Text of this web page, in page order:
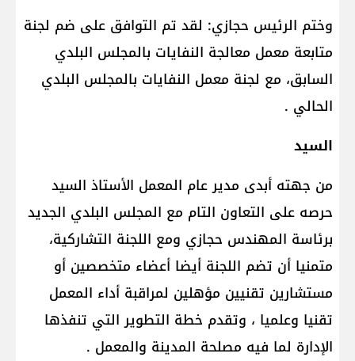
وختم الرئيس حجازي: لقد تم التوافق على ضم لجنة
متابعة معمل معالجة النفايات بالمجلس البلدي
السابق، مع لجنة معمل النفايات بالمجلس البلدي
الحالي .
السيد
من جهته أبدى مدير عام المعمل الأستاذ السيد
حرصه على التعاون التام مع المجلس البلدي الجديد
برئاسة المهندس حجازي ومع اللجنة التشاركية،
متمنيا أن تضم اللجنة أيضا أعضاء متخصصين أو
مستشارين تقنيين مؤهلين لمراقبة أداء المعمل
تقنيا وعلميا ، وتقدم خطة التطوير التي تنفذها
الإدارة لما فيه مصلحة المدينة والمعمل .